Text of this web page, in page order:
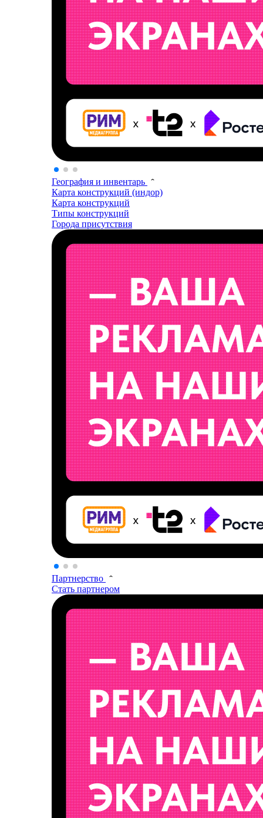
География и инвентарь
Карта конструкций (индор)
Карта конструкций
Типы конструкций
Города присутствия
Партнерство
Стать партнером